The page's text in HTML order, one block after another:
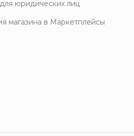
юридических лиц
магазина в Маркетплейсы